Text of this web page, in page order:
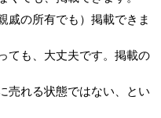
戚の所有でも）掲載できま
ても、大丈夫です。掲載の
売れる状態ではない、とい